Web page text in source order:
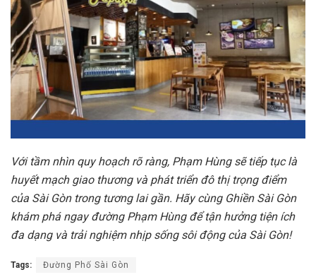
Với tầm nhìn quy hoạch rõ ràng, Phạm Hùng sẽ tiếp tục là
huyết mạch giao thương và phát triển đô thị trọng điểm
của Sài Gòn trong tương lai gần. Hãy cùng Ghiền Sài Gòn
khám phá ngay đường Phạm Hùng để tận hưởng tiện ích
đa dạng và trải nghiệm nhịp sống sôi động của Sài Gòn!
Tags: Đường Phố Sài Gòn